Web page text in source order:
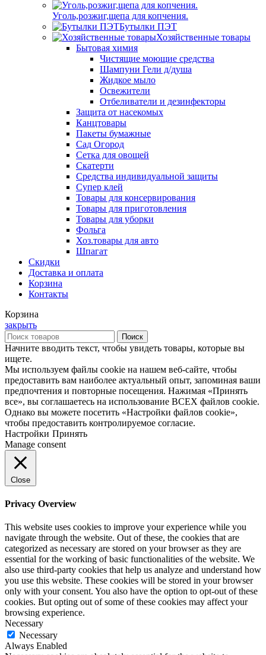
Уголь,розжиг,щепа для копчения.
Бутылки ПЭТ
Хозяйственные товары
Бытовая химия
Чистящие моющие средства
Шампуни Гели д/душа
Жидкое мыло
Освежители
Отбеливатели и дезинфекторы
Защита от насекомых
Канцтовары
Пакеты бумажные
Сад Огород
Сетка для овощей
Скатерти
Средства индивидуальной защиты
Супер клей
Товары для консервирования
Товары для приготовления
Товары для уборки
Фольга
Хоз.товары для авто
Шпагат
Скидки
Доставка и оплата
Корзина
Контакты
Корзина
закрыть
Поиск
Начните вводить текст, чтобы увидеть товары, которые вы
ищете.
Мы используем файлы cookie на нашем веб-сайте, чтобы
предоставить вам наиболее актуальный опыт, запоминая ваши
предпочтения и повторные посещения. Нажимая «Принять
все», вы соглашаетесь на использование ВСЕХ файлов cookie.
Однако вы можете посетить «Настройки файлов cookie»,
чтобы предоставить контролируемое согласие.
Настройки Принять
Manage consent
Close
Privacy Overview
This website uses cookies to improve your experience while you
navigate through the website. Out of these, the cookies that are
categorized as necessary are stored on your browser as they are
essential for the working of basic functionalities of the website. We
also use third-party cookies that help us analyze and understand how
you use this website. These cookies will be stored in your browser
only with your consent. You also have the option to opt-out of these
cookies. But opting out of some of these cookies may affect your
browsing experience.
Necessary
Necessary
Always Enabled